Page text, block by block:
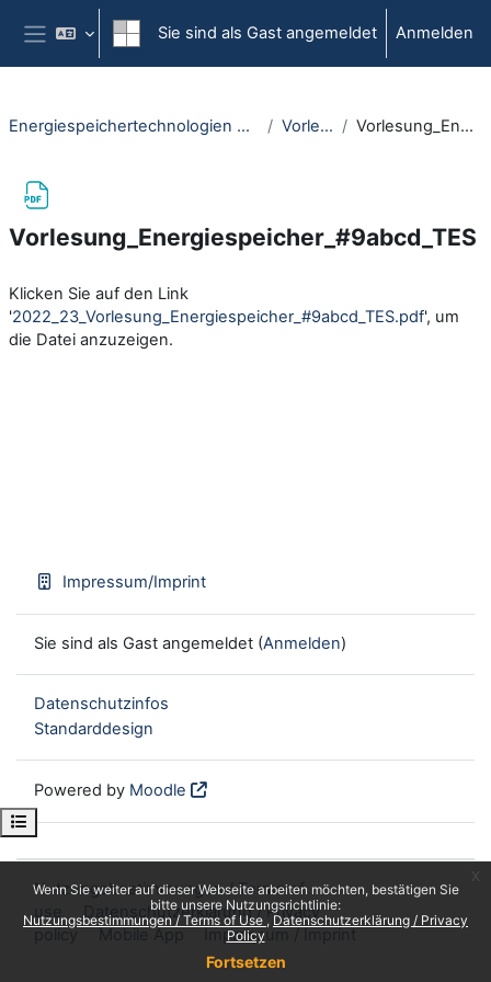
Zum Hauptinhalt
Wenn Sie weiter auf dieser Webseite arbeiten möchten, bestätigen Sie
bitte unsere Nutzungsrichtlinie:
Nutzungsbestimmungen / Terms of Use
Datenschutzerklärung / Privacy
Policy
Fortsetzen
Website-Übersicht
Sie sind als Gast angemeldet Anmelden
Kursindex öffnen
Energiespeichertechnologien und Anwendungen - OER4EE (ORCA-Version) Vorlesungs-Folien Vorlesung_Energiespeicher_#9abcd_TES
Vorlesung_Energiespeicher_#9abcd_TES
Klicken Sie auf den Link
'2022_23_Vorlesung_Energiespeicher_#9abcd_TES.pdf', um
die Datei anzuzeigen.
Impressum/Imprint
Sie sind als Gast angemeldet (Anmelden)
Datenschutzinfos
Standarddesign
Powered by Moodle
Nutzungsbestimmungen / Terms of
use
Datenschutzerklärung / Privacy
policy
Mobile App Impressum / Imprint